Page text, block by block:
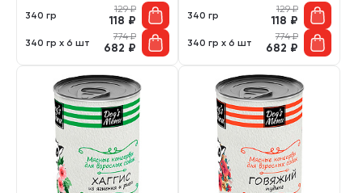
340 гр
129₽
118 ₽
340 гр х 6 шт
774₽
682 ₽
340 гр
129₽
118 ₽
340 гр х 6 шт
774₽
682 ₽